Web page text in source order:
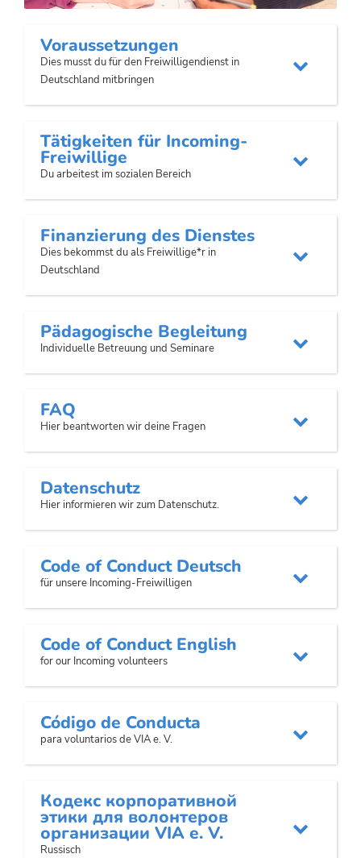
Voraussetzungen
Dies musst du für den Freiwilligendienst in
Deutschland mitbringen

Tätigkeiten für Incoming-
Freiwillige
Du arbeitest im sozialen Bereich

Finanzierung des Dienstes
Dies bekommst du als Freiwillige*r in
Deutschland

Pädagogische Begleitung
Individuelle Betreuung und Seminare 
FAQ
Hier beantworten wir deine Fragen 
Datenschutz
Hier informieren wir zum Datenschutz. 
Code of Conduct Deutsch
für unsere Incoming-Freiwilligen 
Code of Conduct English
for our Incoming volunteers 
Código de Conducta
para voluntarios de VIA e. V. 
Кодекс корпоративной
этики для волонтеров
организации VIA e. V.
Russisch
